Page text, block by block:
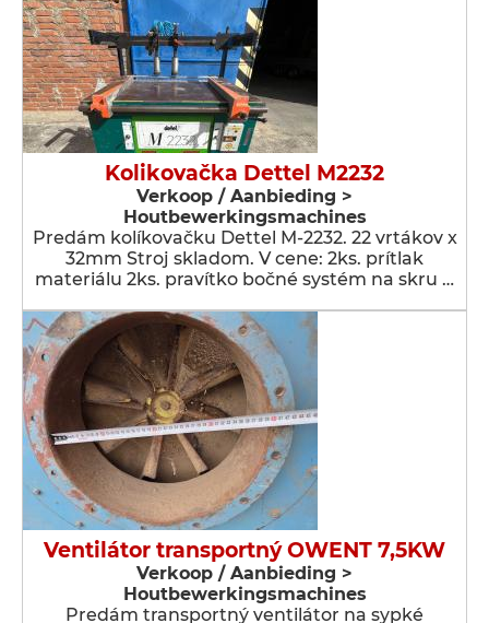
Kolikovačka Dettel M2232
Verkoop / Aanbieding >
Houtbewerkingsmachines
Predám kolíkovačku Dettel M-2232. 22 vrtákov x
32mm Stroj skladom. V cene: 2ks. prítlak
materiálu 2ks. pravítko bočné systém na skru …
Ventilátor transportný OWENT 7,5KW
Verkoop / Aanbieding >
Houtbewerkingsmachines
Predám transportný ventilátor na sypké